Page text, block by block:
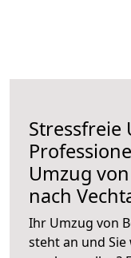
Stressfreie
Umzug
nach
Ihr Umzug von
steht an und Sie